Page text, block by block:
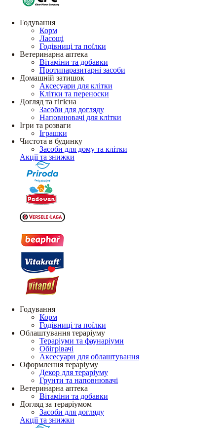
Годування
Корм
Ласощі
Годівниці та поїлки
Ветеринарна аптека
Вітаміни та добавки
Протипаразитарні засоби
Домашній затишок
Аксесуари для клітки
Клітки та переноски
Догляд та гігієна
Засоби для догляду
Наповнювачі для клітки
Ігри та розваги
Іграшки
Чистота в будинку
Засоби для дому та клітки
Акції та знижки
Годування
Корм
Годівниці та поїлки
Облаштування тераріуму
Тераріуми та фаунаріуми
Обігрівачі
Аксесуари для облаштування
Оформлення тераріуму
Декор для тераріуму
Грунти та наповнювачі
Ветеринарна аптека
Вітаміни та добавки
Догляд за тераріумом
Засоби для догляду
Акції та знижки